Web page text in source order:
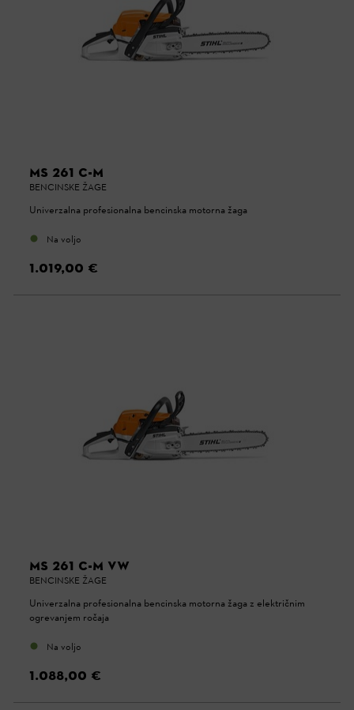
MS 261 C-M
BENCINSKE ŽAGE
Univerzalna profesionalna bencinska motorna žaga
Na voljo
1.019,00 €
MS 261 C-M VW
BENCINSKE ŽAGE
Univerzalna profesionalna bencinska motorna žaga z električnim
ogrevanjem ročaja
Na voljo
1.088,00 €